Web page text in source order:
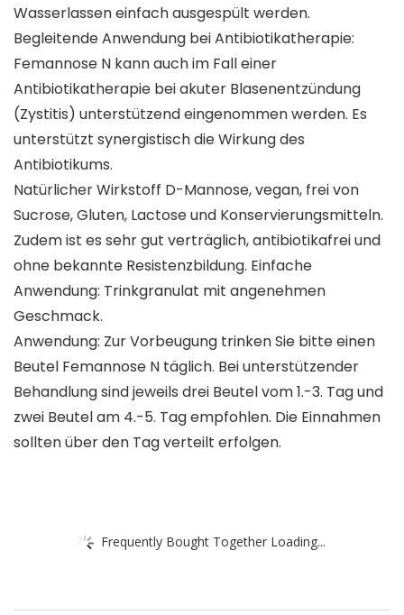
Wasserlassen einfach ausgespült werden.
Begleitende Anwendung bei Antibiotikatherapie:
Femannose N kann auch im Fall einer
Antibiotikatherapie bei akuter Blasenentzündung
(Zystitis) unterstützend eingenommen werden. Es
unterstützt synergistisch die Wirkung des
Antibiotikums.
Natürlicher Wirkstoff D-Mannose, vegan, frei von
Sucrose, Gluten, Lactose und Konservierungsmitteln.
Zudem ist es sehr gut verträglich, antibiotikafrei und
ohne bekannte Resistenzbildung. Einfache
Anwendung: Trinkgranulat mit angenehmen
Geschmack.
Anwendung: Zur Vorbeugung trinken Sie bitte einen
Beutel Femannose N täglich. Bei unterstützender
Behandlung sind jeweils drei Beutel vom 1.-3. Tag und
zwei Beutel am 4.-5. Tag empfohlen. Die Einnahmen
sollten über den Tag verteilt erfolgen.
Frequently Bought Together Loading...